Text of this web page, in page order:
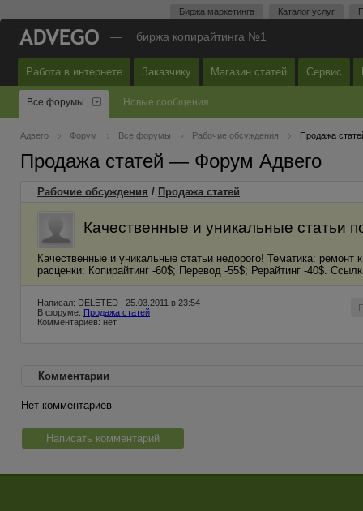
Биржа маркетинга Каталог услуг
— биржа копирайтинга №1
Работа в интернете Заказчику Магазин статей Сервис
Все форумы Новые сообщения
Адвего Форум Все форумы Рабочие обсуждения Продажа
Продажа статей — Форум Адвего
Рабочие обсуждения / Продажа статей
Качественные и уникальные
Качественные и уникальные статьи недорого! Тематика:
расценки: Копирайтинг -60$; Перевод -55$; Рерайтинг -40$.
Написал: DELETED , 25.03.2011 в 23:54
В форуме: Продажа статей
Комментариев: нет
Комментарии
Нет комментариев
Написать комментарий